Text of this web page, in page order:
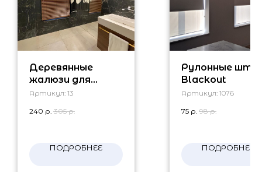
Деревянные
жалюзи для
ванной комнаты
Артикул: 13
240 р. 305 р.
ПОДРОБНЕЕ
Рулонные
Blackout
Артикул: 1076
75 р. 98 р.
ПОДРОБНЕЕ